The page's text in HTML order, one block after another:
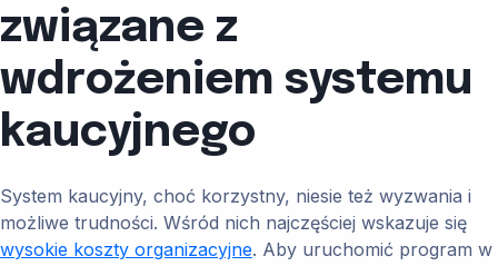
związane z
wdrożeniem systemu
kaucyjnego
System kaucyjny, choć korzystny, niesie też wyzwania i
możliwe trudności. Wśród nich najczęściej wskazuje się
wysokie koszty organizacyjne. Aby uruchomić program w